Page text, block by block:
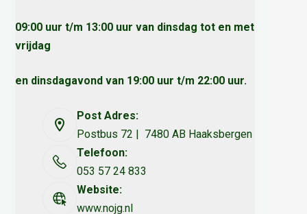
09:00 uur t/m 13:00 uur van dinsdag tot en met
vrijdag
en dinsdagavond van 19:00 uur t/m 22:00 uur.
Post Adres:
Postbus 72 | 7480 AB Haaksbergen
Telefoon:
053 57 24 833
Website:
www.nojg.nl